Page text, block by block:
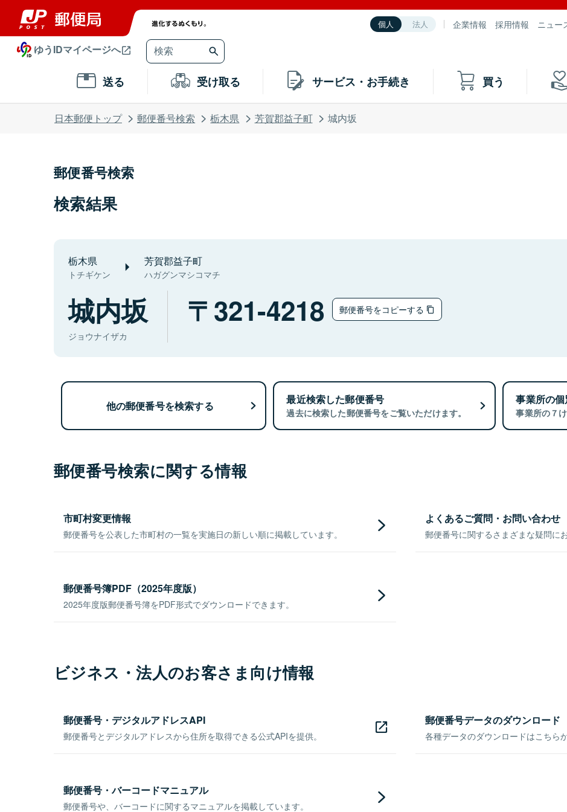
個人 法人 企業情報 採用情報 ニュー
ゆうIDマイページへ
送る 受け取る サービス・お手続き 買う
日本郵便トップ 郵便番号検索 栃木県 芳賀郡益子町 城内坂
郵便番号検索
検索結果
栃木県
トチギケン
芳賀郡益子町
ハガグンマシコマチ
城内坂
ジョウナイザカ
321-4218 郵便番号をコピーする
他の郵便番号を検索する 最近検索した郵便番号
過去に検索した郵便番号をご覧いただけます。
事業所の
事業所の７
郵便番号検索に関する情報
市町村変更情報
郵便番号を公表した市町村の一覧を実施日の新しい順に掲載しています。
よくあるご質問・お問い合わせ
郵便番号に関するさまざまな疑問に
郵便番号簿PDF（2025年度版）
2025年度版郵便番号簿をPDF形式でダウンロードできます。
ビジネス・法人のお客さま向け情報
郵便番号・デジタルアドレスAPI
郵便番号とデジタルアドレスから住所を取得できる公式APIを提供。
郵便番号データのダウンロード
各種データのダウンロードはこちら
郵便番号・バーコードマニュアル
郵便番号や、バーコードに関するマニュアルを掲載しています。